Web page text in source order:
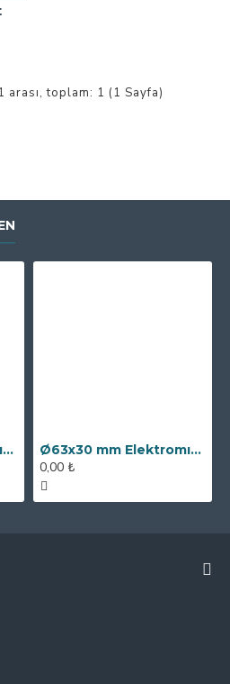
arası, toplam: 1 (1 Sayfa)
Ø80x55 mm Elektromıknatıs - 250 kg Çekim Gücü Ø63x30 mm Elektromıknatıs - 100 kg Çekim Gücü
0,00 ₺